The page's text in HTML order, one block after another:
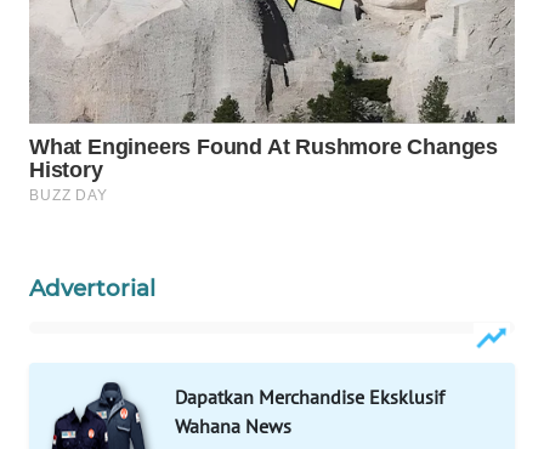
Advertorial
Dapatkan Merchandise Eksklusif
Wahana News
TANI
WAHANA
ADVOKAT
WAHANA
INFRASTRUKTUR
KONSUMEN
WAHANA